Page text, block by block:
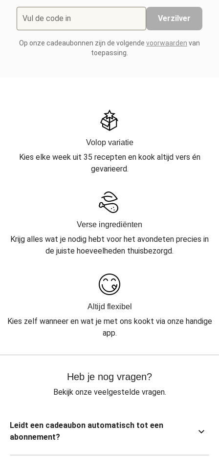
Vul de code in Verzilver
Op onze cadeaubonnen zijn de volgende voorwaarden van
toepassing.
Volop variatie
Kies elke week uit 35 recepten en kook altijd vers én
gevarieerd.
Verse ingrediënten
Krijg alles wat je nodig hebt voor het avondeten precies in
de juiste hoeveelheden thuisbezorgd.
Altijd flexibel
Kies zelf wanneer en wat je met ons kookt via onze handige
app.
Heb je nog vragen?
Bekijk onze veelgestelde vragen.
Leidt een cadeaubon automatisch tot een
abonnement?